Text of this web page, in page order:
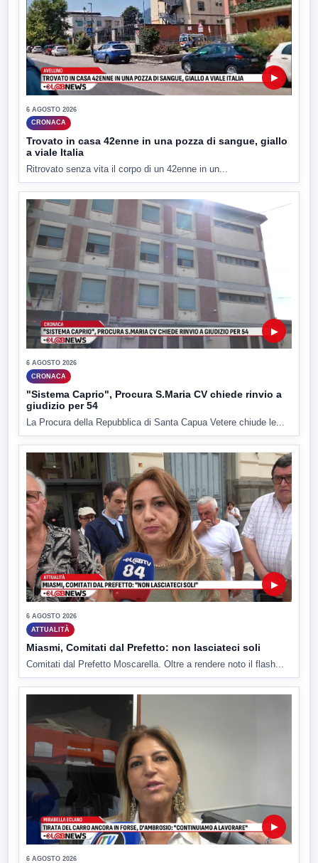
▶
6 AGOSTO 2026
CRONACA
Trovato in casa 42enne in una pozza di sangue, giallo
a viale Italia
Ritrovato senza vita il corpo di un 42enne in un...
▶
6 AGOSTO 2026
CRONACA
"Sistema Caprio", Procura S.Maria CV chiede rinvio a
giudizio per 54
La Procura della Repubblica di Santa Capua Vetere chiude le...
▶
6 AGOSTO 2026
ATTUALITÀ
Miasmi, Comitati dal Prefetto: non lasciateci soli
Comitati dal Prefetto Moscarella. Oltre a rendere noto il flash...
▶
6 AGOSTO 2026